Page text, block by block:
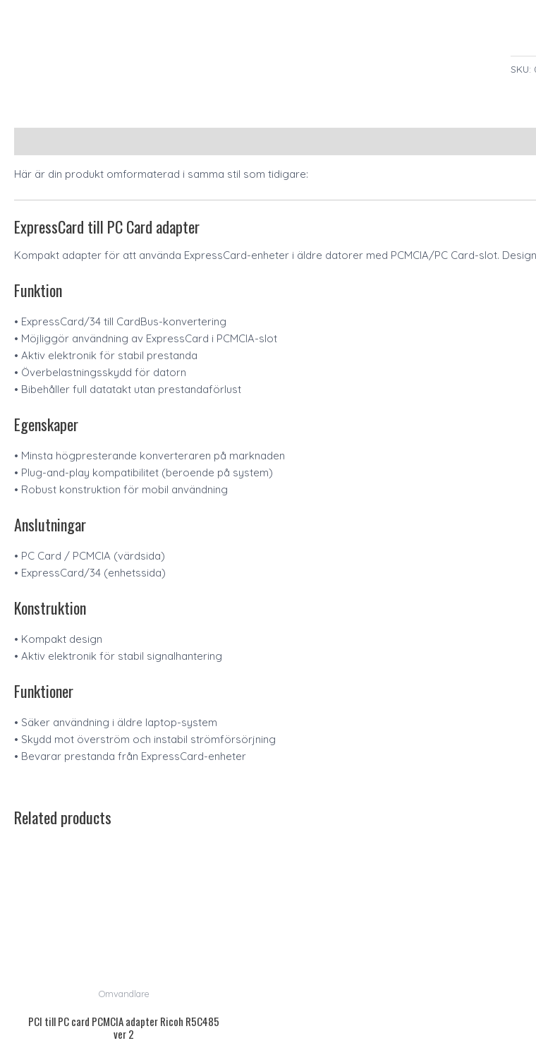
SKU:
Här är din produkt omformaterad i samma stil som tidigare:
ExpressCard till PC Card adapter
Kompakt adapter för att använda ExpressCard-enheter i äldre datorer med PCMCIA/PC Card-slot.
Funktion
• ExpressCard/34 till CardBus-konvertering
• Möjliggör användning av ExpressCard i PCMCIA-slot
• Aktiv elektronik för stabil prestanda
• Överbelastningsskydd för datorn
• Bibehåller full datatakt utan prestandaförlust
Egenskaper
• Minsta högpresterande konverteraren på marknaden
• Plug-and-play kompatibilitet (beroende på system)
• Robust konstruktion för mobil användning
Anslutningar
• PC Card / PCMCIA (värdsida)
• ExpressCard/34 (enhetssida)
Konstruktion
• Kompakt design
• Aktiv elektronik för stabil signalhantering
Funktioner
• Säker användning i äldre laptop-system
• Skydd mot överström och instabil strömförsörjning
• Bevarar prestanda från ExpressCard-enheter
Related products
Omvandlare
PCI till PC card PCMCIA adapter Ricoh R5C485
ver 2